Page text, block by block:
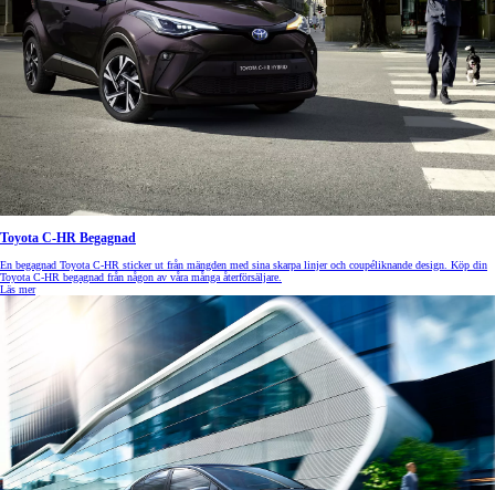
Toyota C-HR Begagnad
En begagnad Toyota C-HR sticker ut från mängden med sina skarpa linjer och coupéliknande design. Köp din
Toyota C-HR begagnad från någon av våra många återförsäljare.
Läs mer